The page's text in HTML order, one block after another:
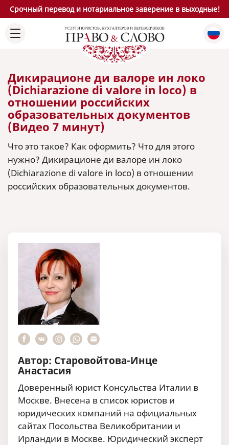
Срочный перевод и нотариальное заверение в выходные!
Дикирационе ди валоре ин локо
(Dichiarazione di valore in loco) в
отношении российских
образовательных документов
(Видео 7 минут)
Что это такое? Как оформить? Что для этого
нужно? Дикирационе ди валоре ин локо
(Dichiarazione di valore in loco) в отношении
российских образовательных документов.
Автор: Старовойтова-Инце
Анастасия
Доверенный юрист Консульства Италии в
Москве. Внесена в список юристов и
юридических компаний на официальных
сайтах Посольства Великобритании и
Ирландии в Москве. Юридический эксперт